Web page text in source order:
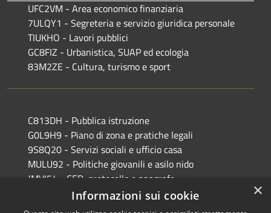
UFC2VM - Area economico finanziaria
7ULQY1 - Segreteria e servizio giuridica personale
TIUKHO - Lavori pubblici
GC8FIZ - Urbanistica, SUAP ed ecologia
83M2ZE - Cultura, turismo e sport
C813DH - Pubblica istruzione
G0L9H9 - Piano di zona e pratiche legali
9S8Q20 - Servizi sociali e ufficio casa
MULU92 - Politiche giovanili e asilo nido
JMVI54 - CED, protocollo e anagrafe
EFR931 - Polizia Locale
×
Informazioni sui cookie